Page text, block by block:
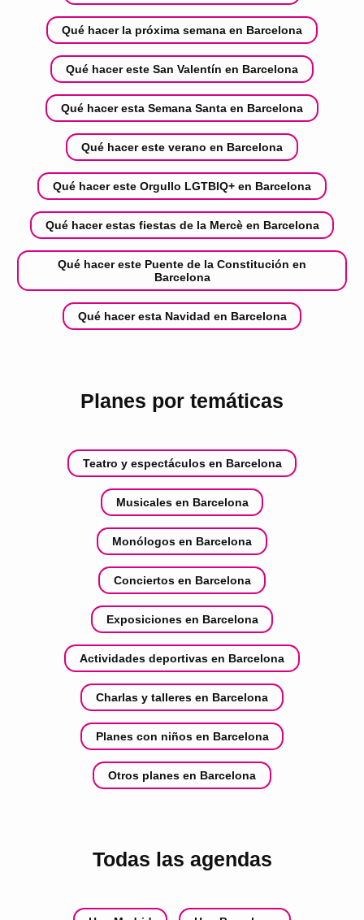
Qué hacer la próxima semana en Barcelona
Qué hacer este San Valentín en Barcelona
Qué hacer esta Semana Santa en Barcelona
Qué hacer este verano en Barcelona
Qué hacer este Orgullo LGTBIQ+ en Barcelona
Qué hacer estas fiestas de la Mercè en Barcelona
Qué hacer este Puente de la Constitución en
Barcelona
Qué hacer esta Navidad en Barcelona
Planes por temáticas
Teatro y espectáculos en Barcelona
Musicales en Barcelona
Monólogos en Barcelona
Conciertos en Barcelona
Exposiciones en Barcelona
Actividades deportivas en Barcelona
Charlas y talleres en Barcelona
Planes con niños en Barcelona
Otros planes en Barcelona
Todas las agendas